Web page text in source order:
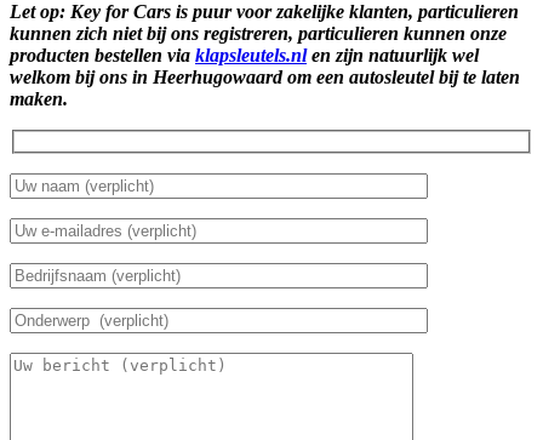
Let op: Key for Cars is puur voor zakelijke klanten, particulieren
kunnen zich niet bij ons registreren, particulieren kunnen onze
producten bestellen via klapsleutels.nlen zijn natuurlijk wel
welkom bij ons in Heerhugowaard om een autosleutel bij te laten
maken.